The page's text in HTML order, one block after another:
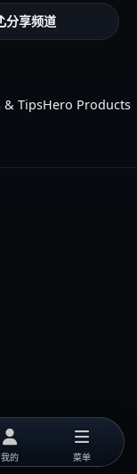
分享频道
& TipsHero Products
我的 菜单